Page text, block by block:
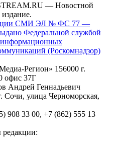
— Новостной
СМИ ЭЛ № ФС 77 —
Федеральной службой
информационных
(Роскомнадзор)
Регион» 156000 г.
офис 37Г
Андрей Геннадьевич
Сочи, улица Черноморская,
908 33 00, +7 (862) 555 13
редакции: